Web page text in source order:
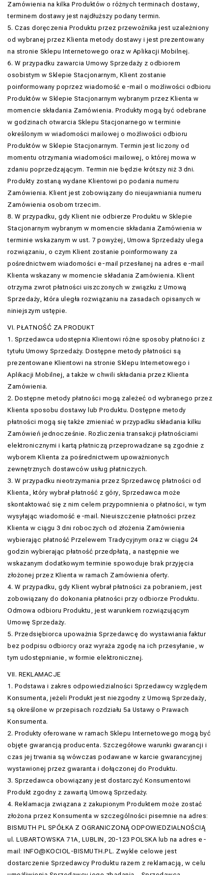
Zamówienia na kilka Produktów o różnych terminach dostawy,
terminem dostawy jest najdłuższy podany termin.
5. Czas doręczenia Produktu przez przewoźnika jest uzależniony
od wybranej przez Klienta metody dostawy i jest prezentowany
na stronie Sklepu Internetowego oraz w Aplikacji Mobilnej.
6. W przypadku zawarcia Umowy Sprzedaży z odbiorem
osobistym w Sklepie Stacjonarnym, Klient zostanie
poinformowany poprzez wiadomość e-mail o możliwości odbioru
Produktów w Sklepie Stacjonarnym wybranym przez Klienta w
momencie składania Zamówienia. Produkty mogą być odebrane
w godzinach otwarcia Sklepu Stacjonarnego w terminie
określonym w wiadomości mailowej o możliwości odbioru
Produktów w Sklepie Stacjonarnym. Termin jest liczony od
momentu otrzymania wiadomości mailowej, o której mowa w
zdaniu poprzedzającym. Termin nie będzie krótszy niż 3 dni.
Produkty zostaną wydane Klientowi po podania numeru
Zamówienia. Klient jest zobowiązany do nieujawniania numeru
Zamówienia osobom trzecim.
8. W przypadku, gdy Klient nie odbierze Produktu w Sklepie
Stacjonarnym wybranym w momencie składania Zamówienia w
terminie wskazanym w ust. 7 powyżej, Umowa Sprzedaży ulega
rozwiązaniu, o czym Klient zostanie poinformowany za
pośrednictwem wiadomości e-mail przesłanej na adres e-mail
Klienta wskazany w momencie składania Zamówienia. Klient
otrzyma zwrot płatności uiszczonych w związku z Umową
Sprzedaży, która uległa rozwiązaniu na zasadach opisanych w
niniejszym ustępie.
VI. PŁATNOŚĆ ZA PRODUKT
1. Sprzedawca udostępnia Klientowi różne sposoby płatności z
tytułu Umowy Sprzedaży. Dostępne metody płatności są
prezentowane Klientowi na stronie Sklepu Internetowego i
Aplikacji Mobilnej, a także w chwili składania przez Klienta
Zamówienia.
2. Dostępne metody płatności mogą zależeć od wybranego przez
Klienta sposobu dostawy lub Produktu. Dostępne metody
płatności mogą się także zmieniać w przypadku składania kilku
Zamówień jednocześnie. Rozliczenia transakcji płatnościami
elektronicznymi i kartą płatniczą przeprowadzane są zgodnie z
wyborem Klienta za pośrednictwem upoważnionych
zewnętrznych dostawców usług płatniczych.
3. W przypadku nieotrzymania przez Sprzedawcę płatności od
Klienta, który wybrał płatność z góry, Sprzedawca może
skontaktować się z nim celem przypomnienia o płatności, w tym
wysyłając wiadomość e-mail. Nieuiszczenie płatności przez
Klienta w ciągu 3 dni roboczych od złożenia Zamówienia
wybierając płatność Przelewem Tradycyjnym oraz w ciągu 24
godzin wybierając płatność przedpłatą, a następnie we
wskazanym dodatkowym terminie spowoduje brak przyjęcia
złożonej przez Klienta w ramach Zamówienia oferty.
4. W przypadku, gdy Klient wybrał płatności za pobraniem, jest
zobowiązany do dokonania płatności przy odbiorze Produktu.
Odmowa odbioru Produktu, jest warunkiem rozwiązującym
Umowę Sprzedaży.
5. Przedsiębiorca upoważnia Sprzedawcę do wystawiania faktur
bez podpisu odbiorcy oraz wyraża zgodę na ich przesyłanie, w
tym udostępnianie, w formie elektronicznej.
VII. REKLAMACJE
1. Podstawa i zakres odpowiedzialności Sprzedawcy względem
Konsumenta, jeżeli Produkt jest niezgodny z Umową Sprzedaży,
są określone w przepisach rozdziału 5a Ustawy o Prawach
Konsumenta.
2. Produkty oferowane w ramach Sklepu Internetowego mogą być
objęte gwarancją producenta. Szczegółowe warunki gwarancji i
czas jej trwania są wówczas podawane w karcie gwarancyjnej
wystawionej przez gwaranta i dołączonej do Produktu.
3. Sprzedawca obowiązany jest dostarczyć Konsumentowi
Produkt zgodny z zawartą Umową Sprzedaży.
4. Reklamacja związana z zakupionym Produktem może zostać
złożona przez Konsumenta w szczególności pisemnie na adres:
BISMUTH PL SPÓŁKA Z OGRANICZONĄ ODPOWIEDZIALNOŚCIĄ
ul. LUBARTOWSKA 71A, LUBLIN, 20-123 POLSKA lub na adres e-
mail: INFO@KOCIOL-BISMUTH.PL. Zwykle celowe jest
dostarczenie Sprzedawcy Produktu razem z reklamacją, w celu